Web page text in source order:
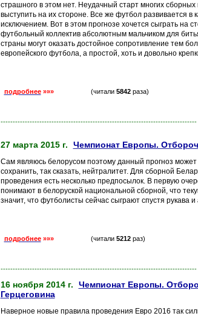
страшного в этом нет. Неудачный старт многих
выступить на их стороне. Все же футбол развивается в
исключением. Вот в этом прогнозе хочется сыграть на
футбольный коллектив абсолютным мальчиком для
страны могут оказать достойное сопротивление тем
европейского футбола, а простой, хоть и довольно
подробнее »»» (читали 5842раза)
---------------------------------------------------------------------------------
27 марта 2015 г. Чемпионат Европы.
Сам являюсь белорусом поэтому данный прогноз
сохранить, так сказать, нейтралитет. Для сборной
проведения есть несколько предпосылок. В первую
понимают в белоруской национальной сборной, что
значит, что футболисты сейчас сыграют спустя рукава
подробнее »»» (читали 5212раз)
---------------------------------------------------------------------------------
16 ноября 2014 г.
Чемпионат Европы.
Герцеговина
Наверное новые правила проведения Евро 2016 так